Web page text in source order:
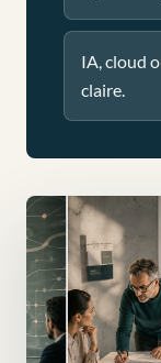
IA, cloud
claire.